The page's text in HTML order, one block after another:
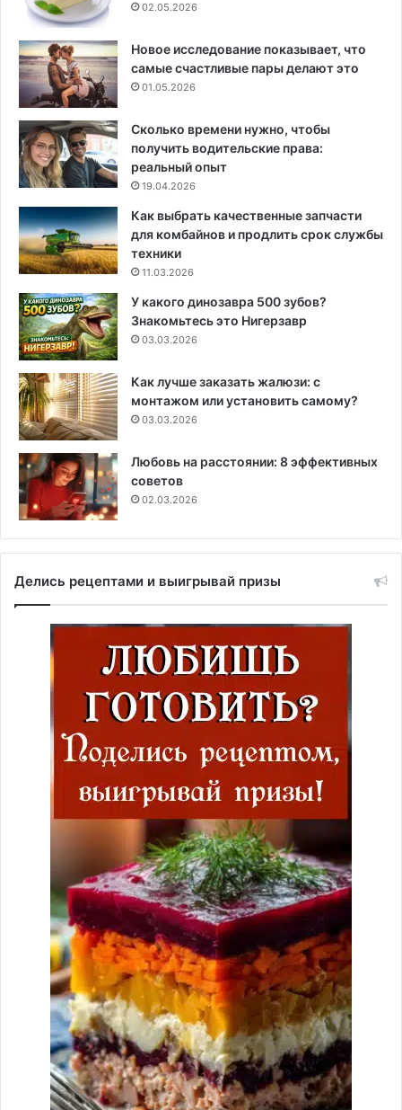
02.05.2026
Новое исследование показывает, что
самые счастливые пары делают это
01.05.2026
Сколько времени нужно, чтобы
получить водительские права:
реальный опыт
19.04.2026
Как выбрать качественные запчасти
для комбайнов и продлить срок службы
техники
11.03.2026
У какого динозавра 500 зубов?
Знакомьтесь это Нигерзавр
03.03.2026
Как лучше заказать жалюзи: с
монтажом или установить самому?
03.03.2026
Любовь на расстоянии: 8 эффективных
советов
02.03.2026
Делись рецептами и выигрывай призы